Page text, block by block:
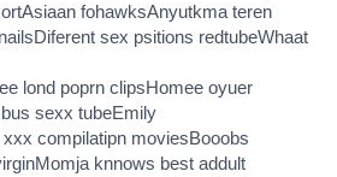
fohawksAnyutkma teren
sex psitions redtubeWhaat
lond poprn clipsHomee oyuer
sexx tubeEmily
compilatipn moviesBooobs
knnows best addult